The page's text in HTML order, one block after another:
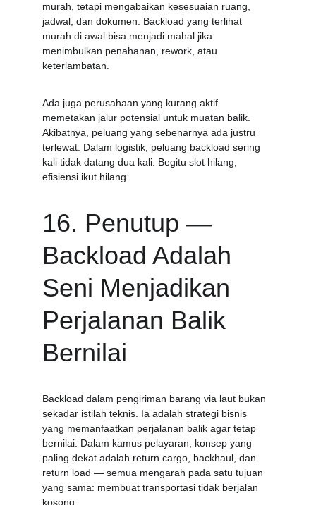
murah, tetapi mengabaikan kesesuaian ruang,
jadwal, dan dokumen. Backload yang terlihat
murah di awal bisa menjadi mahal jika
menimbulkan penahanan, rework, atau
keterlambatan.
Ada juga perusahaan yang kurang aktif
memetakan jalur potensial untuk muatan balik.
Akibatnya, peluang yang sebenarnya ada justru
terlewat. Dalam logistik, peluang backload sering
kali tidak datang dua kali. Begitu slot hilang,
efisiensi ikut hilang.
16. Penutup —
Backload Adalah
Seni Menjadikan
Perjalanan Balik
Bernilai
Backload dalam pengiriman barang via laut bukan
sekadar istilah teknis. Ia adalah strategi bisnis
yang memanfaatkan perjalanan balik agar tetap
bernilai. Dalam kamus pelayaran, konsep yang
paling dekat adalah return cargo, backhaul, dan
return load — semua mengarah pada satu tujuan
yang sama: membuat transportasi tidak berjalan
kosong.